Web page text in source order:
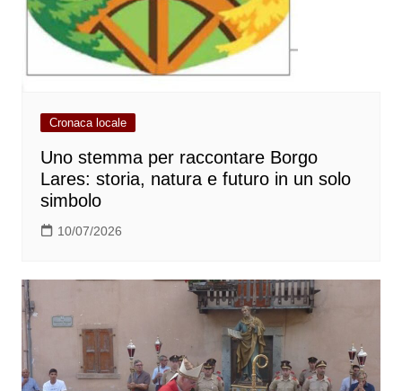
Cronaca locale
Uno stemma per raccontare Borgo
Lares: storia, natura e futuro in un solo
simbolo
10/07/2026